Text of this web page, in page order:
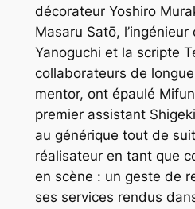
décorateur Yoshiro
Masaru Satō, l’ingénieur
Yanoguchi et la scripte
collaborateurs de
mentor, ont épaulé
premier assistant
au générique tout de
réalisateur en tant que
en scène : un geste de
ses services rendus